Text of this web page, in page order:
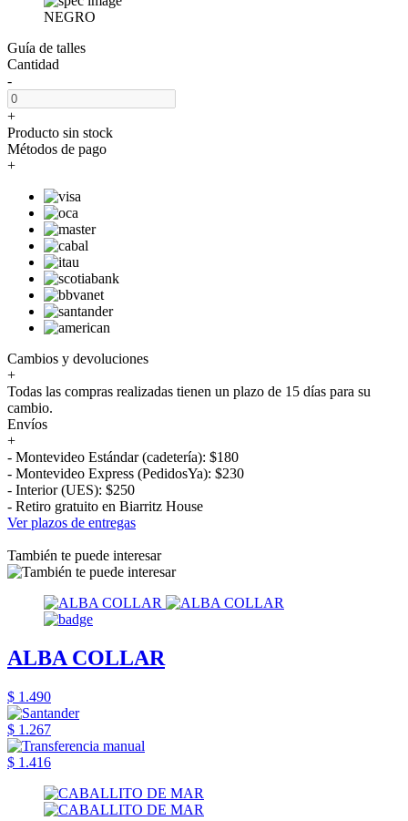
NEGRO
Guía de talles
Cantidad
-
+
Producto sin stock
Métodos de pago
+
Cambios y devoluciones
+
Todas las compras realizadas tienen un plazo de 15 días para su
cambio.
Envíos
+
- Montevideo Estándar (cadetería): $180
- Montevideo Express (PedidosYa): $230
- Interior (UES): $250
- Retiro gratuito en Biarritz House
Ver plazos de entregas
También te puede interesar
ALBA COLLAR
$ 1.490
$ 1.267
$ 1.416